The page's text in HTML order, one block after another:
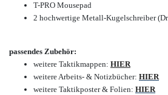
T-PRO Mousepad
2 hochwertige Metall-Kugelschreiber
passendes Zubehör:
weitere Taktikmappen: HIER
weitere Arbeits- & Notizbücher: HIER
weitere Taktikposter & Folien: HIER